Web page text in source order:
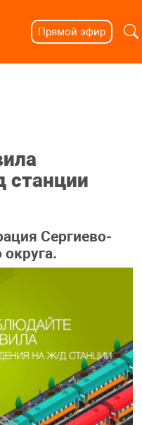
Прямой эфир
станции
Сергиево-
округа.